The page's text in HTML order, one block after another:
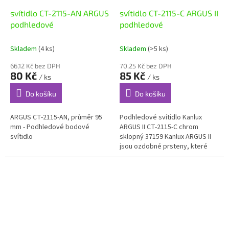
svítidlo CT-2115-AN ARGUS
podhledové
Skladem (4 ks)
66,12 Kč bez DPH
80 Kč / ks
Do košíku
ARGUS CT-2115-AN, průměr 95
mm - Podhledové bodové
svítidlo
svítidlo CT-2115-C ARGUS II
podhledové
Skladem (>5 ks)
70,25 Kč bez DPH
85 Kč / ks
Do košíku
Podhledové svítidlo Kanlux
ARGUS II CT-2115-C chrom
sklopný 37159 Kanlux ARGUS II
jsou ozdobné prsteny, které
imitují oblíbená očka Kanlux